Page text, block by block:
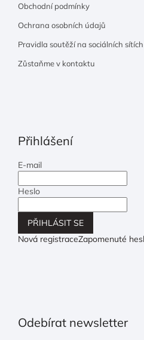
Obchodní podmínky
Ochrana osobních údajů
Pravidla soutěží na sociálních sítích
Zůstaňme v kontaktu
Přihlášení
E-mail
Heslo
PŘIHLÁSIT SE
Nová registraceZapomenuté
Odebírat newsletter